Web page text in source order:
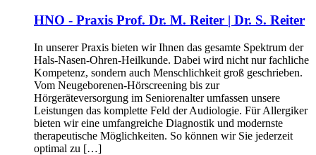
HNO - Praxis Prof. Dr. M. Reiter | Dr. S. Reiter
In unserer Praxis bieten wir Ihnen das gesamte Spektrum der
Hals-Nasen-Ohren-Heilkunde. Dabei wird nicht nur fachliche
Kompetenz, sondern auch Menschlichkeit groß geschrieben.
Vom Neugeborenen-Hörscreening bis zur
Hörgeräteversorgung im Seniorenalter umfassen unsere
Leistungen das komplette Feld der Audiologie. Für Allergiker
bieten wir eine umfangreiche Diagnostik und modernste
therapeutische Möglichkeiten. So können wir Sie jederzeit
optimal zu […]